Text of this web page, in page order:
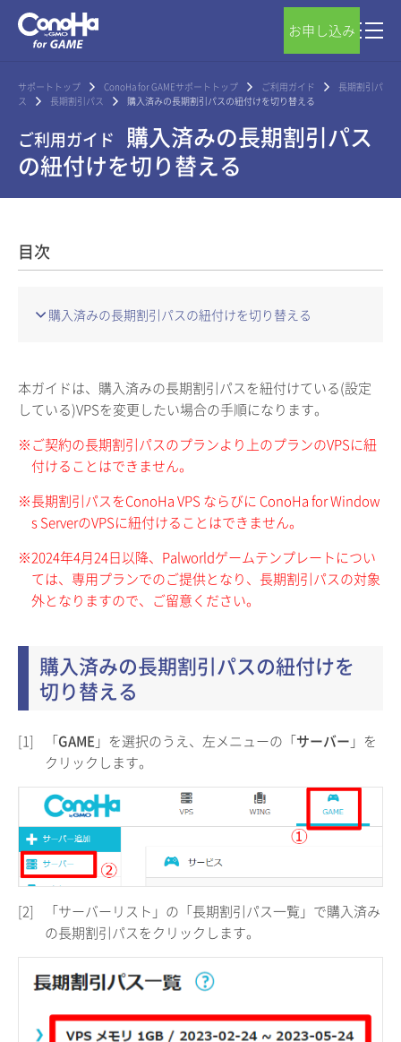
お申し込み
サポートトップ ConoHa for GAMEサポートトップ ご利用ガイド
長期割引パ
ス
長期割引パス 購入済みの長期割引パスの紐付けを切り替える
ご利用ガイド
購入済みの長期割引パス
の紐付けを切り替える
目次
購入済みの長期割引パスの紐付けを切り替える
本ガイドは、購入済みの長期割引パスを紐付けている(設定
している)VPSを変更したい場合の手順になります。
※ご契約の長期割引パスのプランより上のプランのVPSに紐
付けることはできません。
※長期割引パスをConoHa VPS ならびに ConoHa for Window
s ServerのVPSに紐付けることはできません。
※2024年4月24日以降、Palworldゲームテンプレートについ
ては、専用プランでのご提供となり、長期割引パスの対象
外となりますので、ご留意ください。
購入済みの長期割引パスの紐付けを
切り替える
[1] 「GAME」を選択のうえ、左メニューの「サーバー 」を
クリックします。
[2]
「サーバーリスト」の「長期割引パス一覧」で購入済み
の長期割引パスをクリックします。